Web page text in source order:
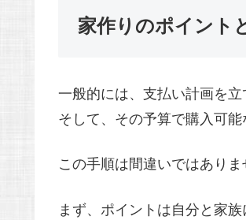
家作りのポイント
一般的には、支払い計画を立
そして、その予算で購入可能
この手順は間違いではあり
まず、ポイントは自分と家